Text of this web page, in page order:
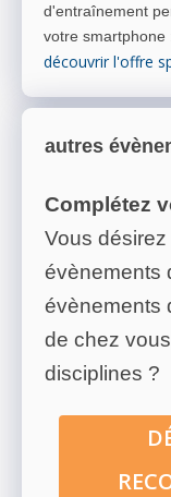
d'entraînement
votre smartphone
découvrir l'offre
autres
Complétez
Vous
évènements
évènements
de chez
disciplines ?